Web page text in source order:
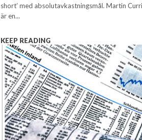
short’ med absolutavkastningsmål. Martin
är en...
KEEP READING